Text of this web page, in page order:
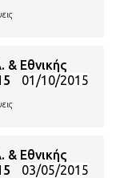
& Εθνικής
01/10/2015
& Εθνικής
03/05/2015